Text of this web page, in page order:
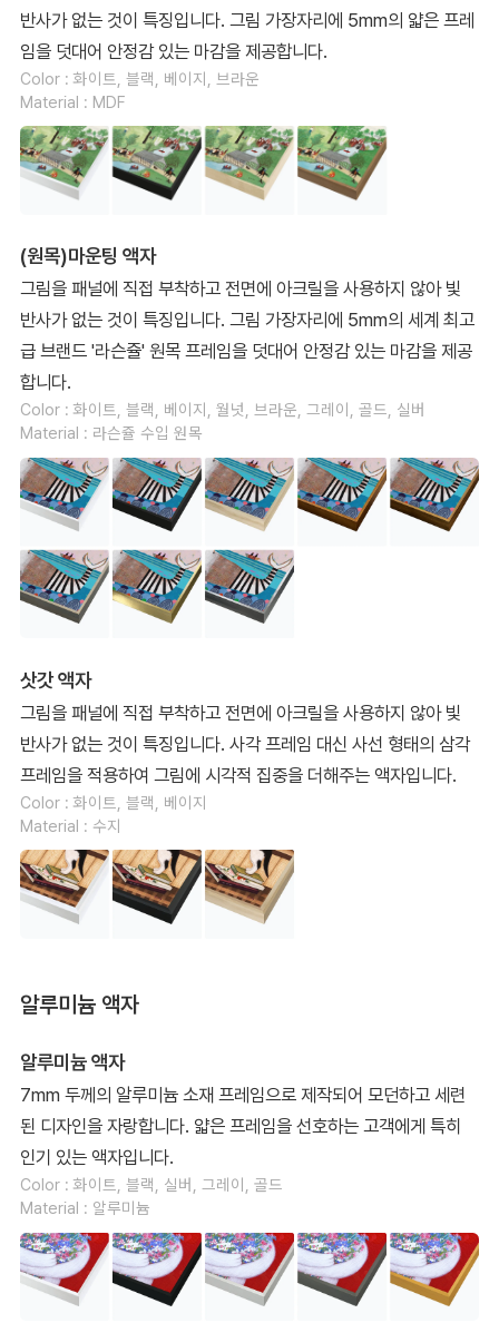
반사가 없는 것이 특징입니다. 그림 가장자리에 5mm의 얇은 프레
임을 덧대어 안정감 있는 마감을 제공합니다.
Color : 화이트, 블랙, 베이지, 브라운
Material : MDF
(원목)마운팅 액자
그림을 패널에 직접 부착하고 전면에 아크릴을 사용하지 않아 빛
반사가 없는 것이 특징입니다. 그림 가장자리에 5mm의 세계 최고
급 브랜드 '라슨쥴' 원목 프레임을 덧대어 안정감 있는 마감을 제공
합니다.
Color : 화이트, 블랙, 베이지, 월넛, 브라운, 그레이, 골드, 실버
Material : 라슨쥴 수입 원목
삿갓 액자
그림을 패널에 직접 부착하고 전면에 아크릴을 사용하지 않아 빛
반사가 없는 것이 특징입니다. 사각 프레임 대신 사선 형태의 삼각
프레임을 적용하여 그림에 시각적 집중을 더해주는 액자입니다.
Color : 화이트, 블랙, 베이지
Material : 수지
알루미늄 액자
알루미늄 액자
7mm 두께의 알루미늄 소재 프레임으로 제작되어 모던하고 세련
된 디자인을 자랑합니다. 얇은 프레임을 선호하는 고객에게 특히
인기 있는 액자입니다.
Color : 화이트, 블랙, 실버, 그레이, 골드
Material : 알루미늄